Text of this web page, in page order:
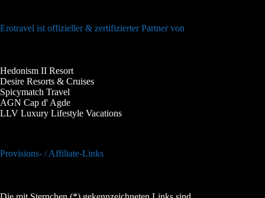
Erotravel ist offizieller & zertifizierter Partner von
Hedonism II Resort
Desire Resorts & Cruises
Spicymatch Travel
AGN Cap d' Agde
LLV Luxury Lifestyle Vacations
Provisions- / Affiliate-Links